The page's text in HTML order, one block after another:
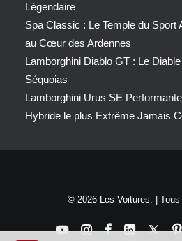
Légendaire
Spa Classic : Le Temple du Sport
au Cœur des Ardennes
Lamborghini Diablo GT : Le
Séquoias
Lamborghini Urus SE
Hybride le plus Extrême Jamais
© 2026 Les Voitures. |